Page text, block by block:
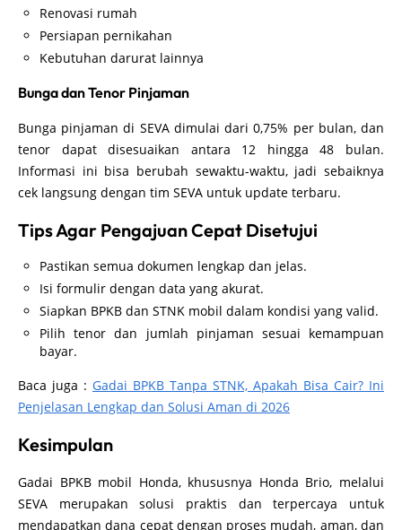
Renovasi rumah
Persiapan pernikahan
Kebutuhan darurat lainnya
Bunga dan Tenor Pinjaman
Bunga pinjaman di SEVA dimulai dari 0,75% per bulan, dan
tenor dapat disesuaikan antara 12 hingga 48 bulan.
Informasi ini bisa berubah sewaktu-waktu, jadi sebaiknya
cek langsung dengan tim SEVA untuk update terbaru.
Tips Agar Pengajuan Cepat Disetujui
Pastikan semua dokumen lengkap dan jelas.
Isi formulir dengan data yang akurat.
Siapkan BPKB dan STNK mobil dalam kondisi yang valid.
Pilih tenor dan jumlah pinjaman sesuai kemampuan
bayar.
Baca juga : Gadai BPKB Tanpa STNK, Apakah Bisa Cair? Ini
Penjelasan Lengkap dan Solusi Aman di 2026
Kesimpulan
Gadai BPKB mobil Honda, khususnya Honda Brio, melalui
SEVA merupakan solusi praktis dan terpercaya untuk
mendapatkan dana cepat dengan proses mudah, aman, dan